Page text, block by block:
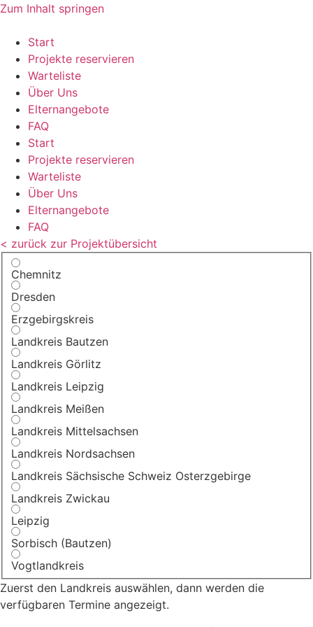
Zum Inhalt springen
Start
Projekte reservieren
Warteliste
Über Uns
Elternangebote
FAQ
Start
Projekte reservieren
Warteliste
Über Uns
Elternangebote
FAQ
< zurück zur Projektübersicht
Chemnitz
Dresden
Erzgebirgskreis
Landkreis Bautzen
Landkreis Görlitz
Landkreis Leipzig
Landkreis Meißen
Landkreis Mittelsachsen
Landkreis Nordsachsen
Landkreis Sächsische Schweiz Osterzgebirge
Landkreis Zwickau
Leipzig
Sorbisch (Bautzen)
Vogtlandkreis
Zuerst den Landkreis auswählen, dann werden die
verfügbaren Termine angezeigt.